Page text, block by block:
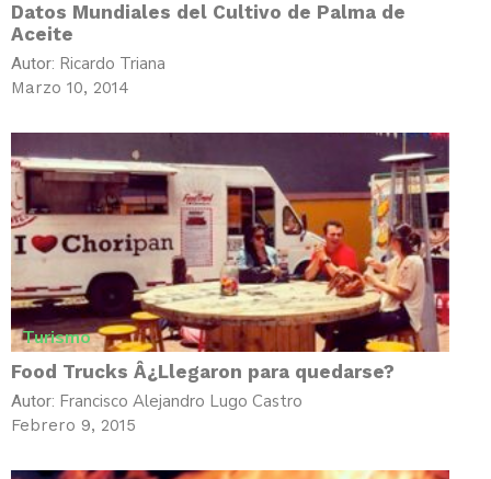
Datos Mundiales del Cultivo de Palma de
Aceite
Autor: Ricardo Triana
Marzo 10, 2014
Turismo
Food Trucks Â¿Llegaron para quedarse?
Autor: Francisco Alejandro Lugo Castro
Febrero 9, 2015